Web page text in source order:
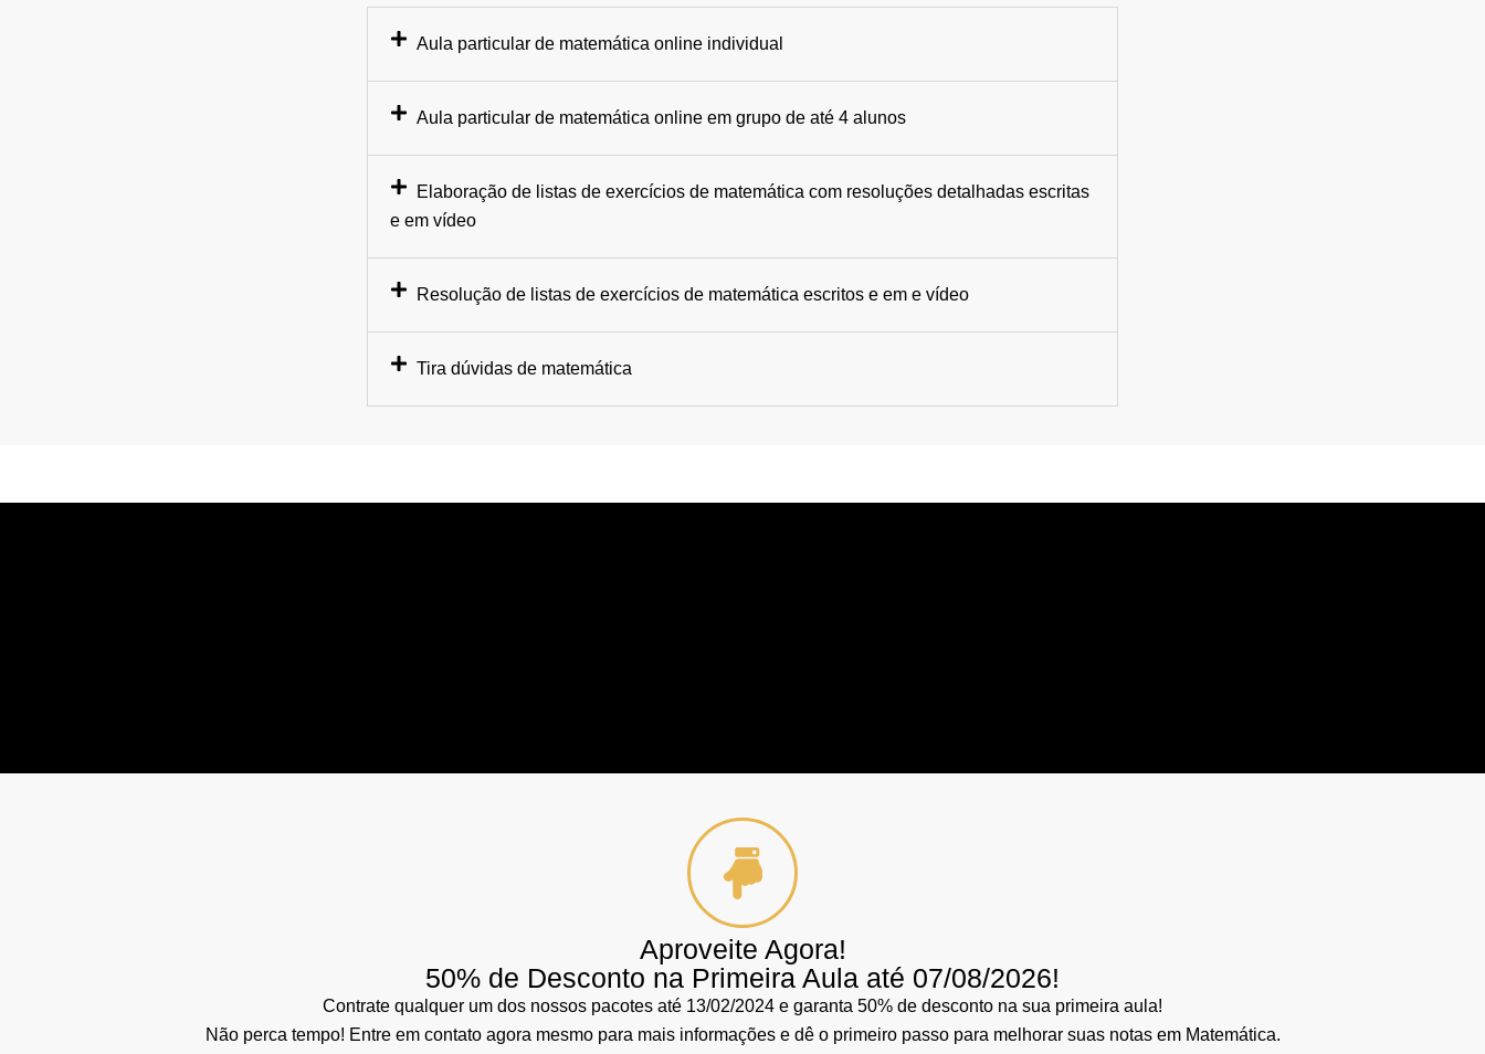
Aula particular de matemática online individual
Aula particular de matemática online em grupo de até 4 alunos
Elaboração de listas de exercícios de matemática com resoluções detalhadas escritas
e em vídeo
Resolução de listas de exercícios de matemática escritos e em e vídeo
Tira dúvidas de matemática
Aproveite Agora!
50% de Desconto na Primeira Aula até 07/08/2026!
Contrate qualquer um dos nossos pacotes até 13/02/2024 e garanta 50% de desconto na sua primeira aula!
Não perca tempo! Entre em contato agora mesmo para mais informações e dê o primeiro passo para melhorar suas notas em Matemática.